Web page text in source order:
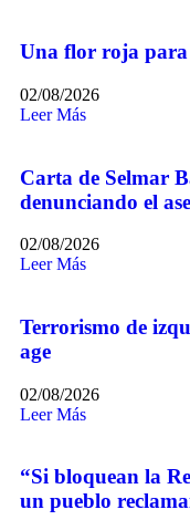
Una flor roja
02/08/2026
Leer Más
Carta de Selmar
denunciando el
02/08/2026
Leer Más
Terrorismo de
age
02/08/2026
Leer Más
“Si bloquean la
un pueblo